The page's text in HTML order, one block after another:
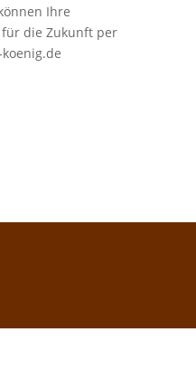
Ihre
die Zukunft per